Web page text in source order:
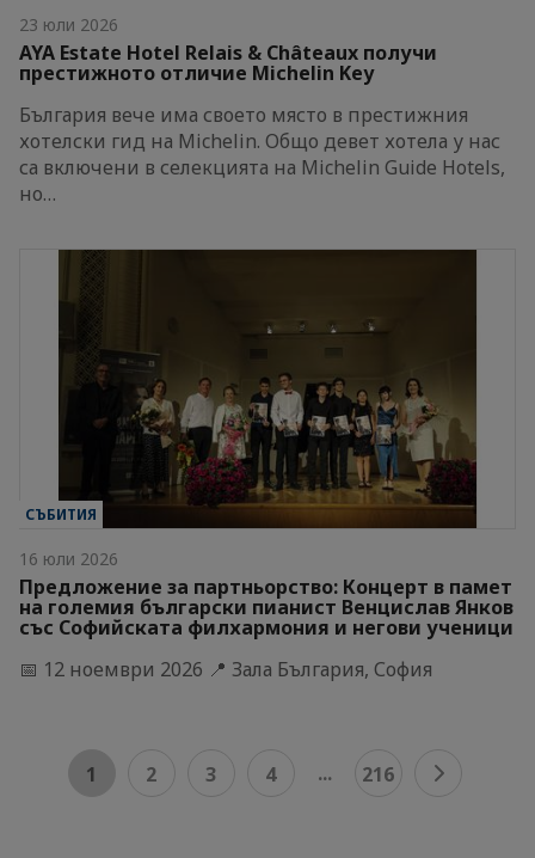
23 юли 2026
AYA Estate Hotel Relais & Châteaux получи
престижното отличие Michelin Key
България вече има своето място в престижния
хотелски гид на Michelin. Общо девет хотела у нас
са включени в селекцията на Michelin Guide Hotels,
но…
СЪБИТИЯ
16 юли 2026
Предложение за партньорство: Концерт в памет
на големия български пианист Венцислав Янков
със Софийската филхармония и негови ученици
📅 12 ноември 2026 📍 Зала България, София
1 2 3 4 ... 216